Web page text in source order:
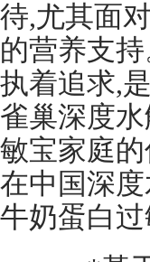
待,尤其面
的营养支
执着追求,
雀巢深度
敏宝家庭
在中国深
牛奶蛋白过